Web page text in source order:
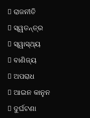
ରାଜନୀତି
ସ୍ୱତନ୍ତ୍ର
ସ୍ୱାସ୍ଥ୍ୟ
ବାଣିଜ୍ୟ
ଅପରାଧ
ଆଇନ କାନୁନ
ଦୁର୍ଘଟଣା